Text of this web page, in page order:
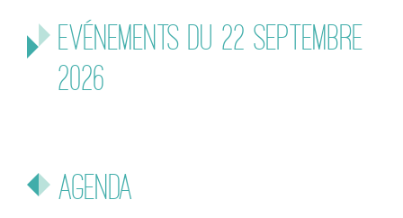
Evénements du 22 septembre
2026
Agenda